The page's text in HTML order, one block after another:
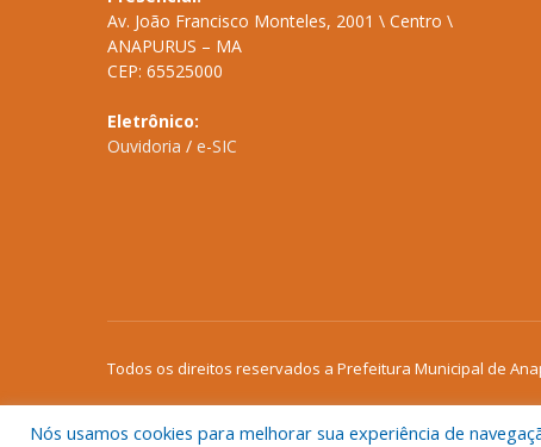
Av. João Francisco Monteles, 2001 \ Centro \
ANAPURUS – MA
CEP: 65525000
Eletrônico:
Ouvidoria / e-SIC
Todos os direitos reservados a Prefeitura Municipal de
Nós usamos cookies para melhorar sua experiência de